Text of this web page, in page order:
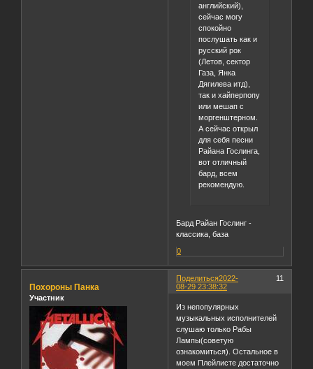
английский),
сейчас могу
спокойно
послушать как и
русский рок
(Летов, сектор
Газа, Янка
Дягилева итд),
так и хайперпопу
или мешап с
моргенштерном.
А сейчас открыл
для себя песни
Райана Гослинга,
вот отличный
бард, всем
рекомендую.
Бард Райан Гослинг -
классика, база
0
Поделиться 11
2022-
08-29 23:38:32
Похороны Панка
Участник
Из непопулярных
музыкальных исполнителей
слушаю только Рабы
Лампы(советую
ознакомиться). Остальное в
моем Плейлисте достаточно